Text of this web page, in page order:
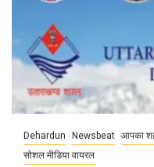
Dehardun Newsbeat आपका
सोशल मीडिया वायरल